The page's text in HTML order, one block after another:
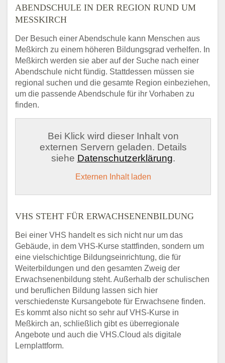
ABENDSCHULE IN DER REGION RUND UM
MESSKIRCH
Der Besuch einer Abendschule kann Menschen aus
Meßkirch zu einem höheren Bildungsgrad verhelfen. In
Meßkirch werden sie aber auf der Suche nach einer
Abendschule nicht fündig. Stattdessen müssen sie
regional suchen und die gesamte Region einbeziehen,
um die passende Abendschule für ihr Vorhaben zu
finden.
Bei Klick wird dieser Inhalt von
externen Servern geladen. Details
siehe Datenschutzerklärung.
Externen Inhalt laden
VHS STEHT FÜR ERWACHSENENBILDUNG
Bei einer VHS handelt es sich nicht nur um das
Gebäude, in dem VHS-Kurse stattfinden, sondern um
eine vielschichtige Bildungseinrichtung, die für
Weiterbildungen und den gesamten Zweig der
Erwachsenenbildung steht. Außerhalb der schulischen
und beruflichen Bildung lassen sich hier
verschiedenste Kursangebote für Erwachsene finden.
Es kommt also nicht so sehr auf VHS-Kurse in
Meßkirch an, schließlich gibt es überregionale
Angebote und auch die VHS.Cloud als digitale
Lernplattform.